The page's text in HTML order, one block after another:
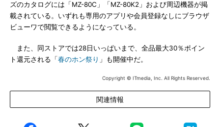
ズのカタログには「MZ-80C」「MZ-80K2」および周辺機器が掲
載されている。いずれも専用のアプリや会員登録なしにブラウザ
ビューワで閲覧できるようになっている。
また、同ストアでは28日いっぱいまで、全品最大30％ポイン
ト還元される「春のホン祭り 」も開催中だ。
Copyright © ITmedia, Inc. All Rights Reserved.
関連情報